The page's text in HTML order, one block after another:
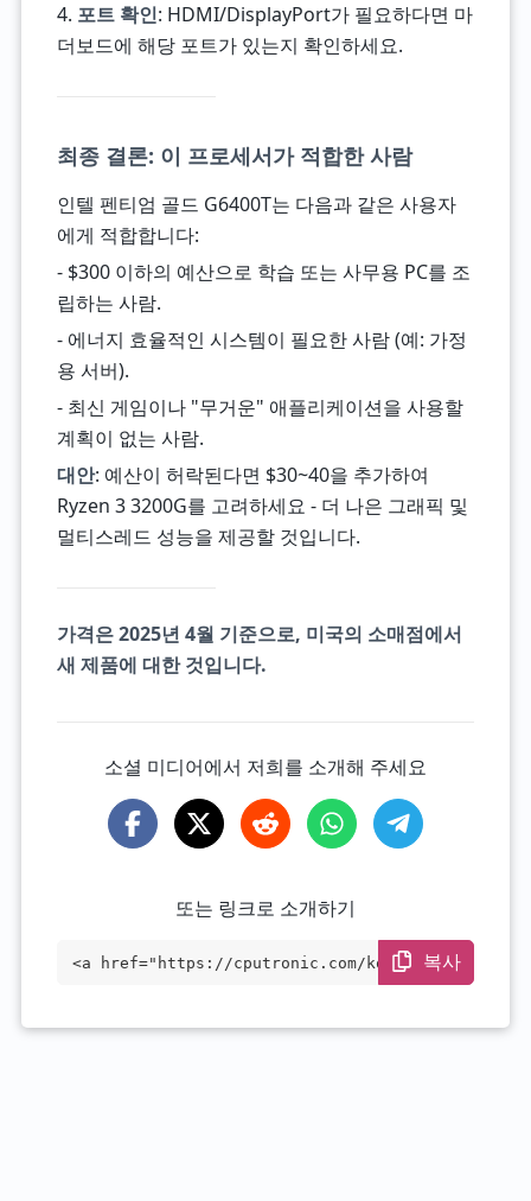
4. 포트 확인: HDMI/DisplayPort가 필요하다면 마
더보드에 해당 포트가 있는지 확인하세요.
최종 결론: 이 프로세서가 적합한 사람
인텔 펜티엄 골드 G6400T는 다음과 같은 사용자
에게 적합합니다:
- $300 이하의 예산으로 학습 또는 사무용 PC를 조
립하는 사람.
- 에너지 효율적인 시스템이 필요한 사람 (예: 가정
용 서버).
- 최신 게임이나 "무거운" 애플리케이션을 사용할
계획이 없는 사람.
대안: 예산이 허락된다면 $30~40을 추가하여
Ryzen 3 3200G를 고려하세요 - 더 나은 그래픽 및
멀티스레드 성능을 제공할 것입니다.
가격은 2025년 4월 기준으로, 미국의 소매점에서
새 제품에 대한 것입니다.
소셜 미디어에서 저희를 소개해 주세요
또는 링크로 소개하기
<a href="https://cputronic.com/ko/cpu/in
복사